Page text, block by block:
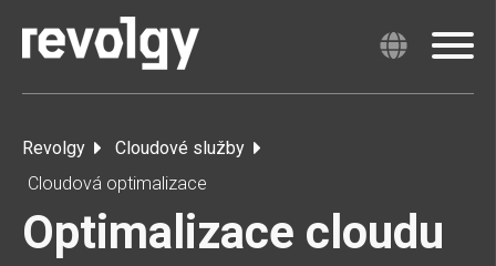
Revolgy
Cloudové služby
Cloudová optimalizace
Optimalizace cloudu